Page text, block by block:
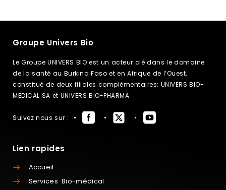
Groupe Univers Bio
Le Groupe UNIVERS BIO est un acteur clé dans le domaine
de la santé au Burkina Faso et en Afrique de l’Ouest,
constitué de deux filiales complémentaires: UNIVERS BIO-
MEDICAL SA et UNIVERS BIO-PHARMA
Suivez nous sur :
Lien rapides
Accueil
Services Bio-médical